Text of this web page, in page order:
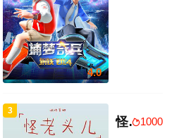
4.0
3
1000
怪老头儿